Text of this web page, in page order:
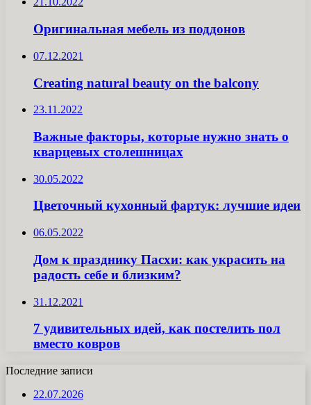
Оригинальная мебель из поддонов
07.12.2021
Creating natural beauty on the balcony
23.11.2022
Важные факторы, которые нужно знать о
кварцевых столешницах
30.05.2022
Цветочный кухонный фартук: лучшие идеи
06.05.2022
Дом к празднику Пасхи: как украсить на
радость себе и близким?
31.12.2021
7 удивительных идей, как постелить пол
вместо ковров
Последние записи
22.07.2026